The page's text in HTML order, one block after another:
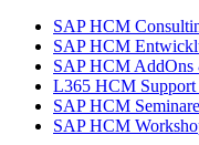
SAP HCM
SAP HCM
SAP HCM AddOns
L365 HCM Support
SAP HCM Seminare
SAP HCM